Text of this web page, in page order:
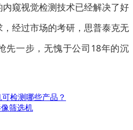
窥视觉检测技术已经解决了好
经过市场的考研，思普泰克无
先一步，无愧于公司18年的沉
检测哪些产品？
筛选机